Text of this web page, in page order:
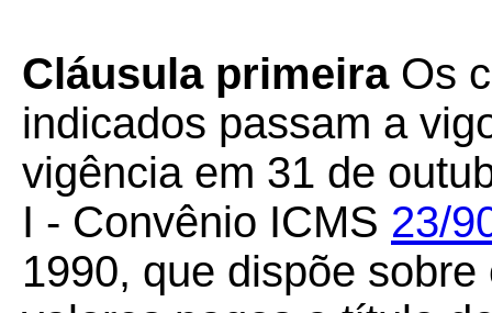
Cláusula primeiraOs
indicados passam a
vigência em 31 de
I - Convênio ICMS 23/
1990, que dispõe